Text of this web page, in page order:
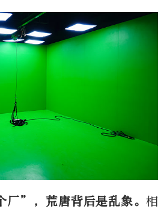
厂”，荒唐背后是乱象。 相